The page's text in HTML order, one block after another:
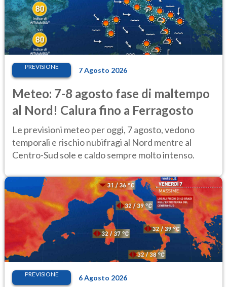
PREVISIONE 7 Agosto 2026
Meteo: 7-8 agosto fase di maltempo
al Nord! Calura fino a Ferragosto
Le previsioni meteo per oggi, 7 agosto, vedono
temporali e rischio nubifragi al Nord mentre al
Centro-Sud sole e caldo sempre molto intenso.
PREVISIONE 6 Agosto 2026